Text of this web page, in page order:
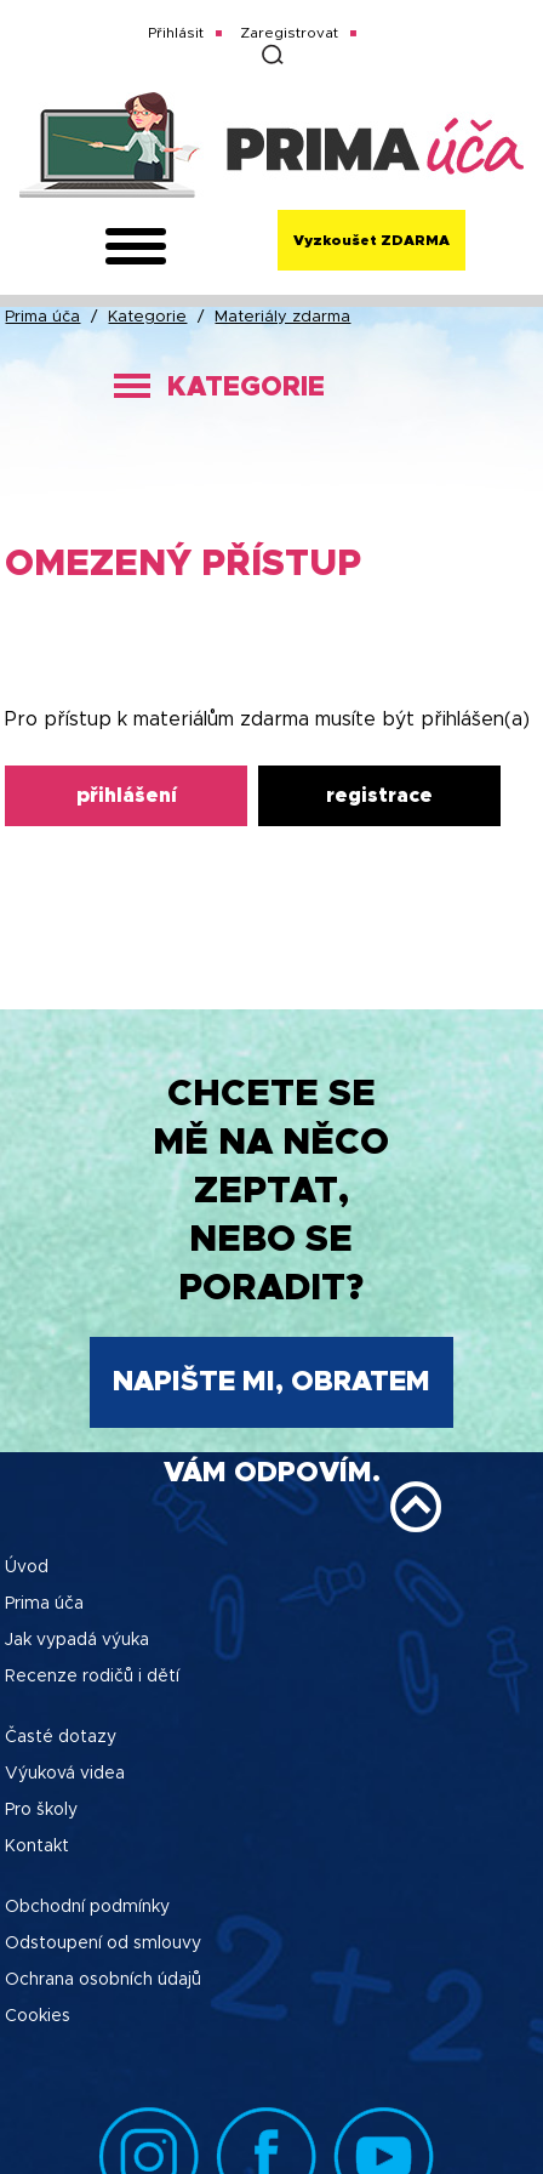
Přihlásit Zaregistrovat
Vyzkoušet ZDARMA
Prima úča / Kategorie / Materiály zdarma
KATEGORIE
OMEZENÝ PŘÍSTUP
Pro přístup k materiálům zdarma musíte být přihlášen(a)
přihlášení registrace
CHCETE SE
MĚ NA NĚCO
ZEPTAT,
NEBO SE
PORADIT?
NAPIŠTE MI, OBRATEM
VÁM ODPOVÍM.
Úvod
Prima úča
Jak vypadá výuka
Recenze rodičů i dětí
Časté dotazy
Výuková videa
Pro školy
Kontakt
Obchodní podmínky
Odstoupení od smlouvy
Ochrana osobních údajů
Cookies